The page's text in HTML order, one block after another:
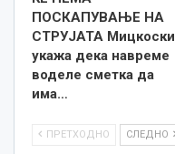
ПОСКАПУВАЊЕ НА
СТРУЈАТА Мицкоски
укажа дека навреме
воделе сметка да
има…
ПРЕТХОДНО СЛЕДНО